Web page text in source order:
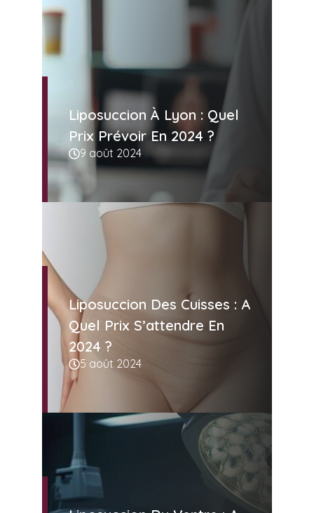
Liposuccion À Lyon : Quel
Prix Prévoir En 2024 ?
9 août 2024
Liposuccion Des Cuisses : A
Quel Prix S’attendre En
2024 ?
5 août 2024